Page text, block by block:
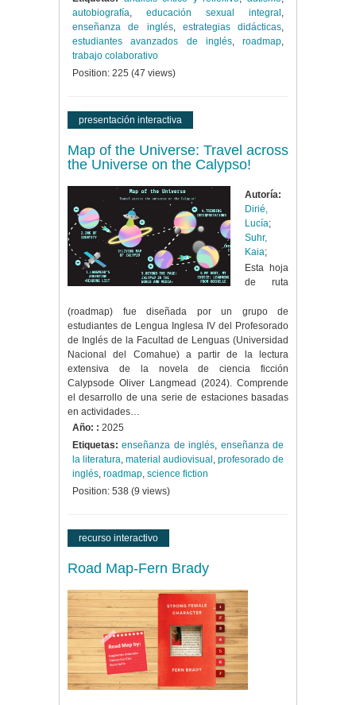
autobiografía, educación sexual integral ,
enseñanza de inglés, estrategias didácticas,
estudiantes avanzados de inglés, roadmap,
trabajo colaborativo
Position: 225 (47 views)
presentación interactiva
Map of the Universe: Travel across
the Universe on the Calypso!
Autoría:
Dirié,
Lucía;
Suhr,
Kaia;
Esta hoja
de ruta
(roadmap) fue diseñada por un grupo de
estudiantes de Lengua Inglesa IV del Profesorado
de Inglés de la Facultad de Lenguas (Universidad
Nacional del Comahue) a partir de la lectura
extensiva de la novela de ciencia ficción
Calypsode Oliver Langmead (2024). Comprende
el desarrollo de una serie de estaciones basadas
en actividades…
Año: : 2025
Etiquetas: enseñanza de inglés, enseñanza de
la literatura, material audiovisual , profesorado de
inglés, roadmap, science fiction
Position: 538 (9 views)
recurso interactivo
Road Map-Fern Brady